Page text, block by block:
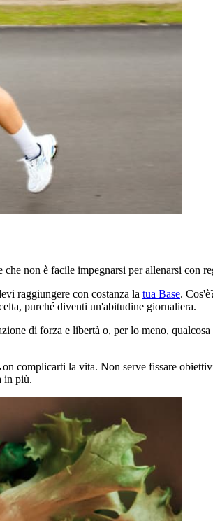
non è facile impegnarsi per allenarsi
raggiungere con costanza la tua Base.
purché diventi un'abitudine giornaliera.
di forza e libertà o, per lo meno,
complicarti la vita. Non serve fissare
in più.